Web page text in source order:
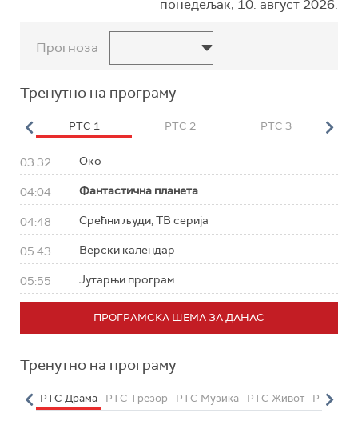
понедељак, 10. август 2026.
Прогноза
Тренутно на програму
РТС 1 РТС 2 РТС 3
03:32 Око
04:04 Фантастична планета
04:48 Срећни људи, ТВ серија
05:43 Верски календар
05:55 Јутарњи програм
ПРОГРАМСКА ШЕМА ЗА ДАНАС
Тренутно на програму
РТС Драма РТС Трезор РТС Музика РТС Живот РТС